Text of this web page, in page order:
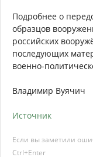
Подробнее о
образцов
российских
последующих
военно-
Владимир Вуячич
Источник
Если вы заметили
Ctrl+Enter